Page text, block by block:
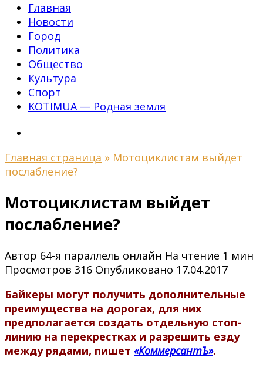
Главная
Новости
Город
Политика
Общество
Культура
Спорт
KOTIMUA — Родная земля
Главная страница » Мотоциклистам выйдет
послабление?
Мотоциклистам выйдет
послабление?
Автор 64-я параллель онлайн На чтение 1 мин
Просмотров 316 Опубликовано 17.04.2017
Байкеры могут получить дополнительные
преимущества на дорогах, для них
предполагается создать отдельную стоп-
линию на перекрестках и разрешить езду
между рядами, пишет «КоммерсантЪ».